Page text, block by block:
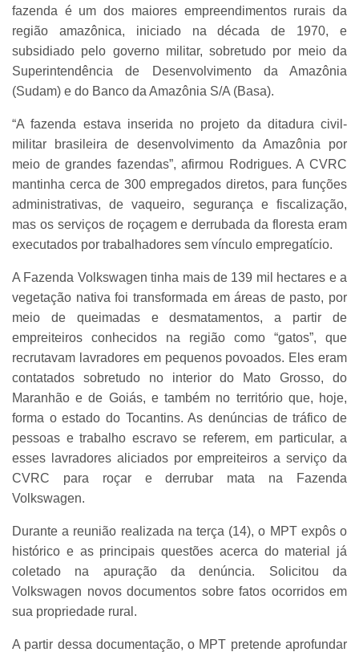
fazenda é um dos maiores empreendimentos rurais da
região amazônica, iniciado na década de 1970, e
subsidiado pelo governo militar, sobretudo por meio da
Superintendência de Desenvolvimento da Amazônia
(Sudam) e do Banco da Amazônia S/A (Basa).
“A fazenda estava inserida no projeto da ditadura civil-
militar brasileira de desenvolvimento da Amazônia por
meio de grandes fazendas”, afirmou Rodrigues. A CVRC
mantinha cerca de 300 empregados diretos, para funções
administrativas, de vaqueiro, segurança e fiscalização,
mas os serviços de roçagem e derrubada da floresta eram
executados por trabalhadores sem vínculo empregatício.
A Fazenda Volkswagen tinha mais de 139 mil hectares e a
vegetação nativa foi transformada em áreas de pasto, por
meio de queimadas e desmatamentos, a partir de
empreiteiros conhecidos na região como “gatos”, que
recrutavam lavradores em pequenos povoados. Eles eram
contatados sobretudo no interior do Mato Grosso, do
Maranhão e de Goiás, e também no território que, hoje,
forma o estado do Tocantins. As denúncias de tráfico de
pessoas e trabalho escravo se referem, em particular, a
esses lavradores aliciados por empreiteiros a serviço da
CVRC para roçar e derrubar mata na Fazenda
Volkswagen.
Durante a reunião realizada na terça (14), o MPT expôs o
histórico e as principais questões acerca do material já
coletado na apuração da denúncia. Solicitou da
Volkswagen novos documentos sobre fatos ocorridos em
sua propriedade rural.
A partir dessa documentação, o MPT pretende aprofundar